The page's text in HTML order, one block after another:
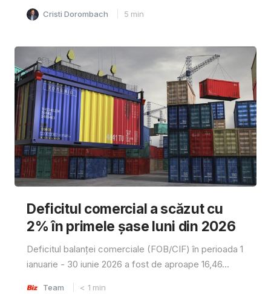
Cristi Dorombach 5 min
Deficitul comercial a scăzut cu
2% în primele șase luni din 2026
Deficitul balanței comerciale (FOB/CIF) în perioada 1
ianuarie - 30 iunie 2026 a fost de aproape 16,46...
Team < 1 min